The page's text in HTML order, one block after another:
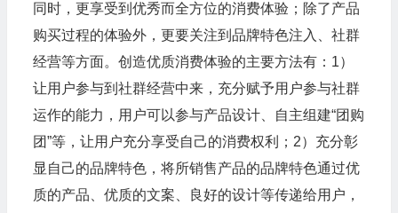
同时，更享受到优秀而全方位的消费体验；除了产品
购买过程的体验外，更要关注到品牌特色注入、社群
经营等方面。创造优质消费体验的主要方法有：1）
让用户参与到社群经营中来，充分赋予用户参与社群
运作的能力，用户可以参与产品设计、自主组建“团购
团”等，让用户充分享受自己的消费权利；2）充分彰
显自己的品牌特色，将所销售产品的品牌特色通过优
质的产品、优质的文案、良好的设计等传递给用户，